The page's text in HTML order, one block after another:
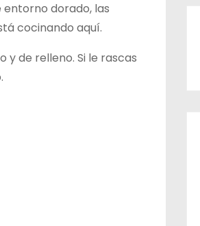
dorado, las
cocinando aquí.
de relleno. Si le rascas